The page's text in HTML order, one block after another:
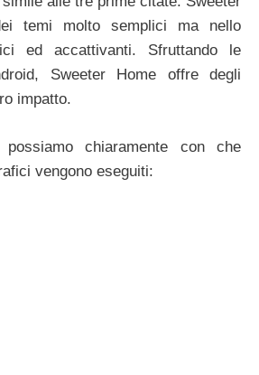
temi molto semplici ma nello
ed accattivanti. Sfruttando le
Sweeter Home offre degli
impatto.
chiaramente con che
vengono eseguiti: